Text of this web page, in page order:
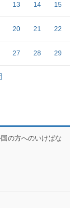
13 14 15
20 21 22
27 28 29
の方へのいけばな